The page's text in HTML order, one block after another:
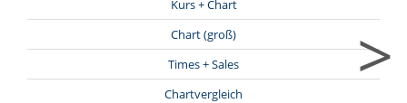
Kurs + Chart
Chart (groß)
Times + Sales
Chartvergleich
>